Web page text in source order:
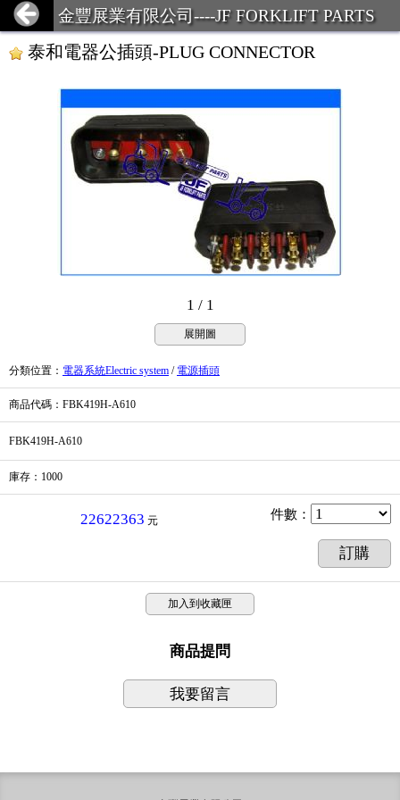
金豐展業有限公司----JF FORKLIFT PARTS
泰和電器公插頭-PLUG CONNECTOR
1 / 1
展開圖
分類位置 ： 電器系統Electric system / 電源插頭
商品代碼 ：FBK419H-A610
FBK419H-A610
庫存 ： 1000
22622363 元 件數 ：
訂購
加入到收藏匣
商品提問
我要留言